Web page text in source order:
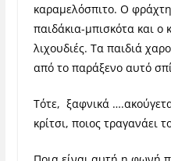
καραμελόσπιτο. Ο
παιδάκια-μπισκότα και ο
λιχουδιές. Τα παιδιά
από το παράξενο αυτό
Τότε, ξαφνικά
κρίτσι, ποιος τραγανάει